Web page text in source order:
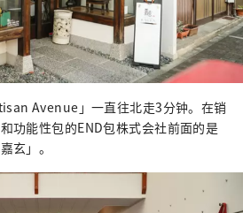
Avenue」一直往北走3分钟。在销
功能性包的END包株式会社前面的是
玄」。